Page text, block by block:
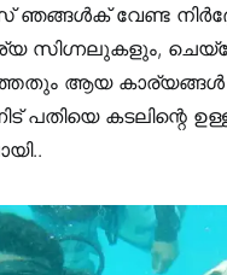
വേണ്ട
സിഗ്നലുകളും,
ആയ കാര്യങ്ങൾ
പതിയെ കടലിന്റെ